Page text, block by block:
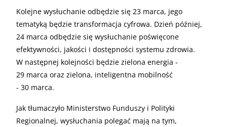
Kolejne wysłuchanie odbędzie się 23 marca, jego
tematyką będzie transformacja cyfrowa. Dzień później,
24 marca odbędzie się wysłuchanie poświęcone
efektywności, jakości i dostępności systemu zdrowia.
W następnej kolejności będzie zielona energia -
29 marca oraz zielona, inteligentna mobilność
- 30 marca.
Jak tłumaczyło Ministerstwo Funduszy i Polityki
Regionalnej, wysłuchania polegać mają na tym,